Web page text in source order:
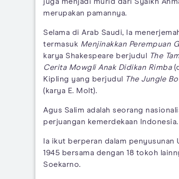
merupakan pamannya.
Selama di Arab Saudi, Ia
termasuk Menjinakkan Perempuan
karya Shakespeare berjudul
The
Cerita Mowgli Anak Didikan Rimba
Kipling yang berjudul
The Jungle
(karya E. Molt).
Agus Salim adalah seorang
perjuangan kemerdekaan Indonesia.
Ia ikut berperan dalam penyusunan
1945 bersama dengan 18 tokoh
Soekarno.